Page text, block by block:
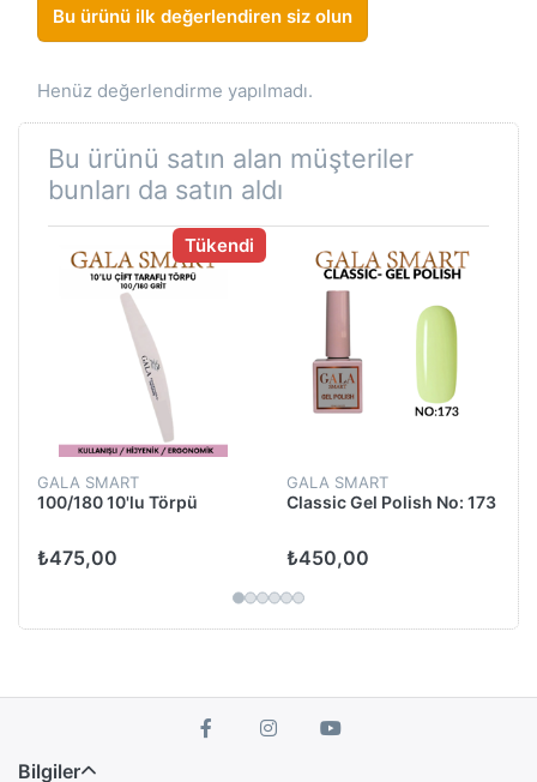
Bu ürünü ilk değerlendiren siz olun
Henüz değerlendirme yapılmadı.
Bu ürünü satın alan müşteriler
bunları da satın aldı
GALA SMART
100/180 10'lu Törpü
Tükendi
₺475,00
GALA SMART
Classic Gel Polish No: 173
₺450,00
Bilgiler